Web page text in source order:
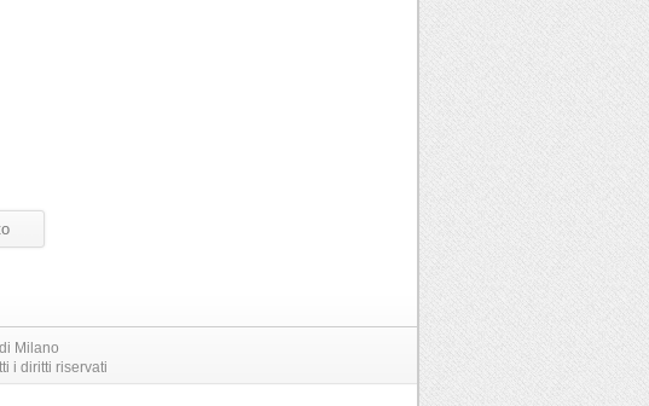
Milano
i diritti riservati